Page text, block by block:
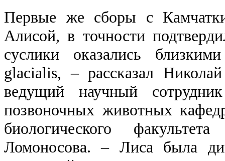
Первые же сборы с
Алисой, в точности
суслики оказались
glacialis, ‒ рассказал
ведущий научный
позвоночных животных
биологического
Ломоносова. ‒ Лиса была